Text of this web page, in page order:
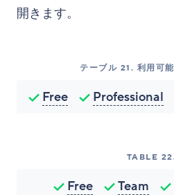
開きます。
テーブル 21. 利用可
Free Professional
TABLE 22
Free Team